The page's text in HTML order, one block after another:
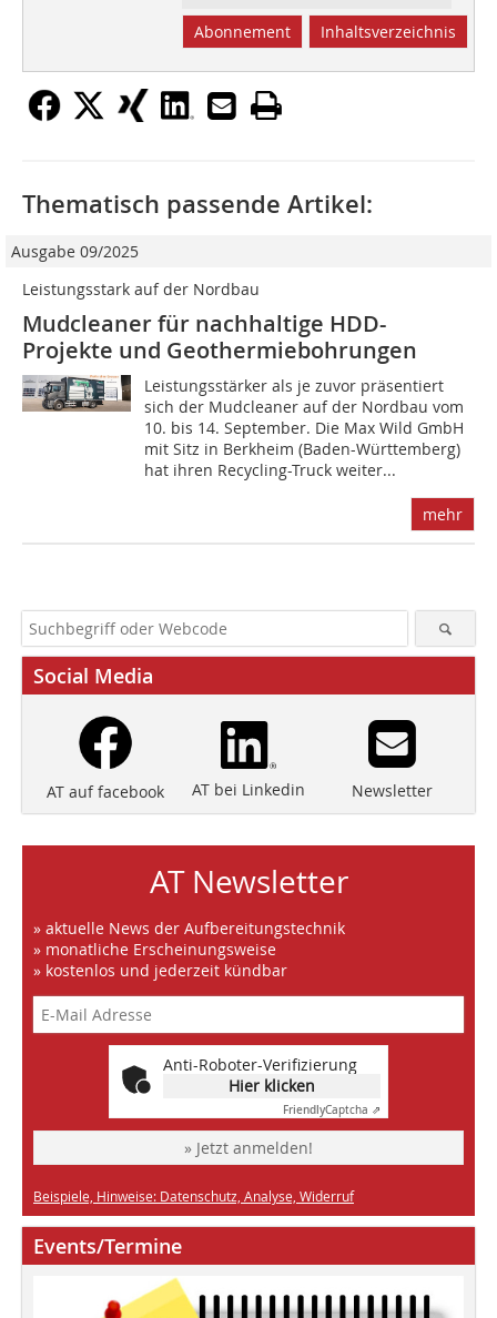
Abonnement Inhaltsverzeichnis
Thematisch passende Artikel:
Ausgabe 09/2025
Leistungsstark auf der Nordbau
Mudcleaner für nachhaltige HDD-
Projekte und Geothermiebohrungen
Leistungsstärker als je zuvor präsentiert
sich der Mudcleaner auf der Nordbau vom
10. bis 14. September. Die Max Wild GmbH
mit Sitz in Berkheim (Baden-Württemberg)
hat ihren Recycling-Truck weiter...
mehr
Social Media
AT auf facebook AT bei Linkedin Newsletter
AT Newsletter
» aktuelle News der Aufbereitungstechnik
» monatliche Erscheinungsweise
» kostenlos und jederzeit kündbar
Anti-Roboter-Verifizierung
Hier klicken
FriendlyCaptcha ⇗
» Jetzt anmelden!
Beispiele, Hinweise: Datenschutz, Analyse, Widerruf
Events/Termine